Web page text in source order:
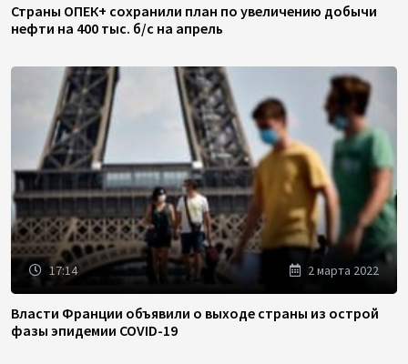
Страны ОПЕК+ сохранили план по увеличению добычи
нефти на 400 тыс. б/с на апрель
17:14 2 марта 2022
Власти Франции объявили о выходе страны из острой
фазы эпидемии COVID-19